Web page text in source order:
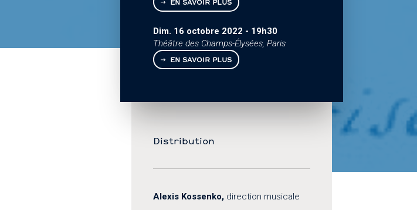
EN SAVOIR PLUS
Dim. 16 octobre 2022 - 19h30
Théâtre des Champs-Élysées, Paris
EN SAVOIR PLUS
Distribution
Alexis Kossenko, direction musicale